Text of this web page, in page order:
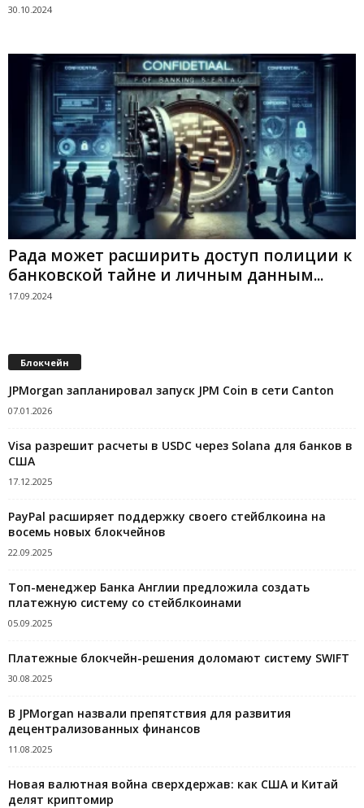
30.10.2024
Рада может расширить доступ полиции к
банковской тайне и личным данным...
17.09.2024
Блокчейн
JPMorgan запланировал запуск JPM Coin в сети Canton
07.01.2026
Visa разрешит расчеты в USDC через Solana для банков в
США
17.12.2025
PayPal расширяет поддержку своего стейблкоина на
восемь новых блокчейнов
22.09.2025
Топ-менеджер Банка Англии предложила создать
платежную систему со стейблкоинами
05.09.2025
Платежные блокчейн-решения доломают систему SWIFT
30.08.2025
В JPMorgan назвали препятствия для развития
децентрализованных финансов
11.08.2025
Новая валютная война сверхдержав: как США и Китай
делят криптомир